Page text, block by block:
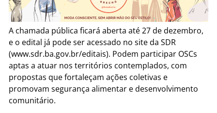
A chamada pública ficará aberta até 27 de dezembro,
e o edital já pode ser acessado no site da SDR
(www.sdr.ba.gov.br/editais). Podem participar OSCs
aptas a atuar nos territórios contemplados, com
propostas que fortaleçam ações coletivas e
promovam segurança alimentar e desenvolvimento
comunitário.